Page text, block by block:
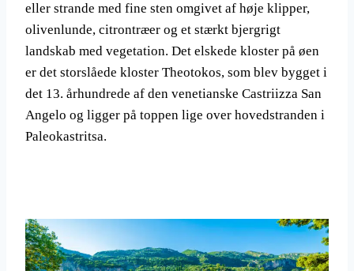
eller strande med fine sten omgivet af høje klipper,
olivenlunde, citrontræer og et stærkt bjergrigt
landskab med vegetation. Det elskede kloster på øen
er det storslåede kloster Theotokos, som blev bygget i
det 13. århundrede af den venetianske Castriizza San
Angelo og ligger på toppen lige over hovedstranden i
Paleokastritsa.